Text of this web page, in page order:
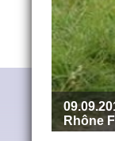
Rhône